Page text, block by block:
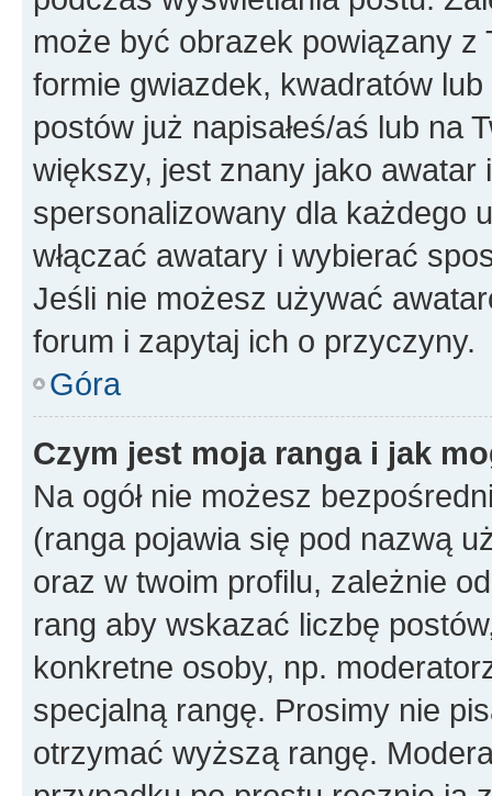
może być obrazek powiązany z
formie gwiazdek, kwadratów
postów już napisałeś/aś lub na
większy, jest znany jako
spersonalizowany dla każdego
włączać awatary i wybierać
Jeśli nie możesz używać
forum i zapytaj ich o przyczyny.
Góra
Czym jest moja ranga i jak
Na ogół nie możesz
(ranga pojawia się pod nazwą
oraz w twoim profilu, zależnie
rang aby wskazać liczbę
konkretne osoby, np.
specjalną rangę. Prosimy nie
otrzymać wyższą rangę.